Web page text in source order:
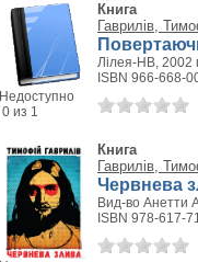
Недоступно
0 из 1
Книга
Гаврилів,
Лілея-НВ, 2002
ISBN 966-668-
Книга
Гаврилів,
Червнева
Вид-во Анетти
ISBN 978-617-